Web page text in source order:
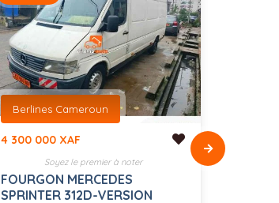
Berlines Cameroun
4 300 000 XAF
Soyez le premier à noter
FOURGON MERCEDES
SPRINTER 312D-VERSION